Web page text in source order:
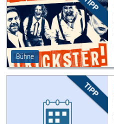
Bühne